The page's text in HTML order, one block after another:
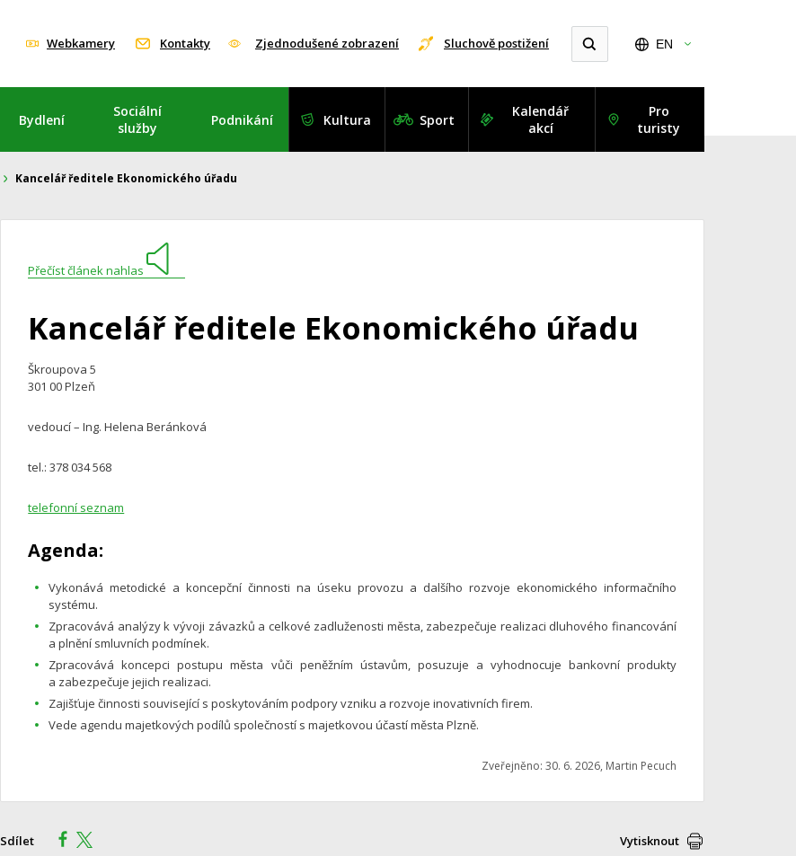
Webkamery Kontakty Zjednodušené zobrazení Sluchově postižení EN
Bydlení
Sociální
služby
Podnikání Kultura Sport
Kalendář
akcí
Pro
turisty
Kancelář ředitele Ekonomického úřadu
Přečíst článek nahlas
Kancelář ředitele Ekonomického úřadu
Škroupova 5
301 00 Plzeň
vedoucí – Ing. Helena Beránková
tel.: 378 034 568
telefonní seznam
Agenda:
Vykonává metodické a koncepční činnosti na úseku provozu a dalšího rozvoje ekonomického informačního
systému.
Zpracovává analýzy k vývoji závazků a celkové zadluženosti města, zabezpečuje realizaci dluhového financování
a plnění smluvních podmínek.
Zpracovává koncepci postupu města vůči peněžním ústavům, posuzuje a vyhodnocuje bankovní produkty
a zabezpečuje jejich realizaci.
Zajišťuje činnosti související s poskytováním podpory vzniku a rozvoje inovativních firem.
Vede agendu majetkových podílů společností s majetkovou účastí města Plzně.
Zveřejněno: 30. 6. 2026, Martin Pecuch
Sdílet Vytisknout